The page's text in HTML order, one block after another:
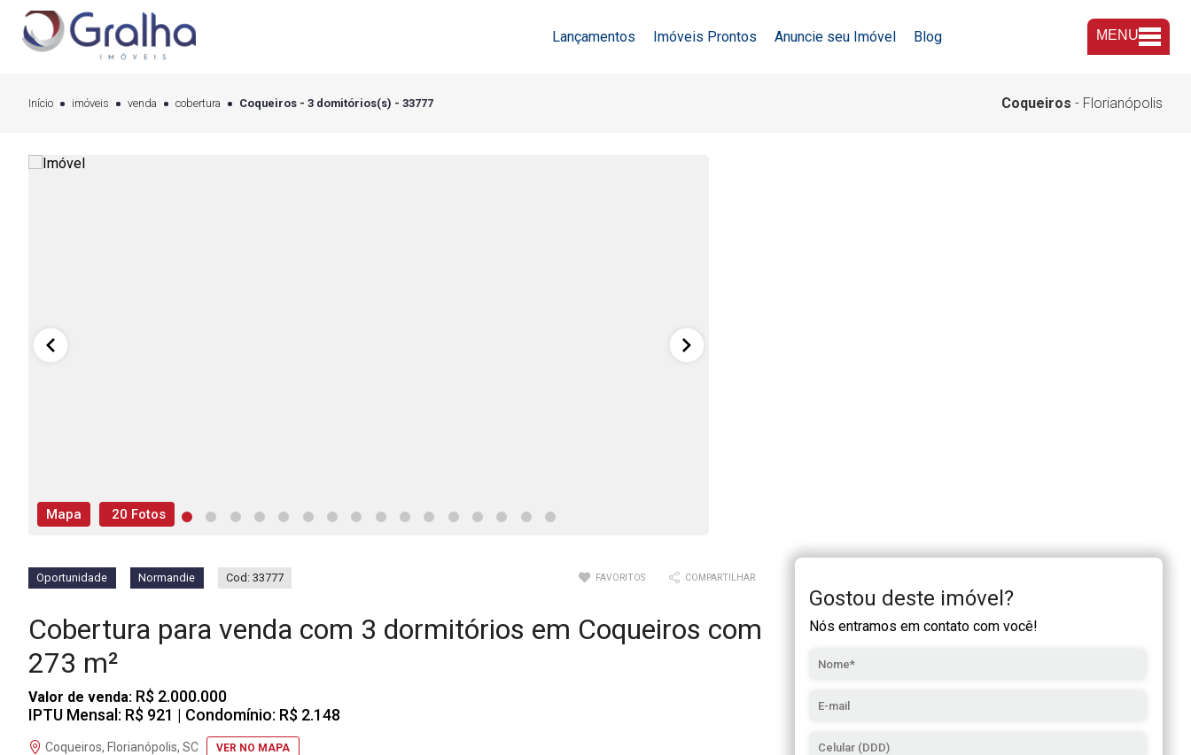
Lançamentos Imóveis Prontos Anuncie seu Imóvel Blog MENU
Início imóveis venda cobertura Coqueiros - 3 domitórios(s) - 33777 Coqueiros - Florianópolis
Mapa 20 Fotos
Oportunidade Normandie Cod: 33777 FAVORITOS COMPARTILHAR
Cobertura para venda com 3 dormitórios em Coqueiros com
273 m²
Valor de venda: R$ 2.000.000
IPTU Mensal: R$ 921 | Condomínio: R$ 2.148
Coqueiros, Florianópolis, SC VER NO MAPA
Gostou deste imóvel?
Nós entramos em contato com você!